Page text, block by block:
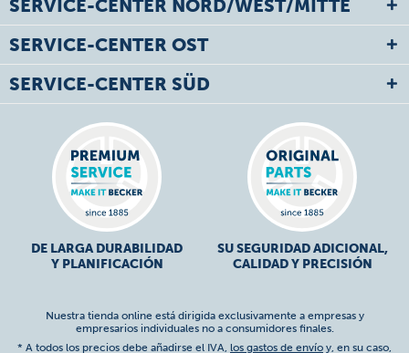
SERVICE-CENTER NORD/WEST/MITTE
SERVICE-CENTER OST
SERVICE-CENTER SÜD
DE LARGA DURABILIDAD
Y PLANIFICACIÓN
SU SEGURIDAD ADICIONAL,
CALIDAD Y PRECISIÓN
Nuestra tienda online está dirigida exclusivamente a empresas y
empresarios individuales no a consumidores finales.
* A todos los precios debe añadirse el IVA, los gastos de envío y, en su caso,